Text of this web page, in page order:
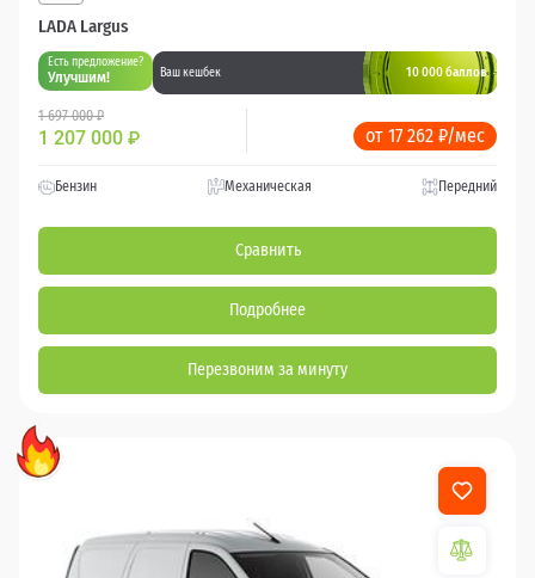
LADA Largus
Есть предложение?
Улучшим! Ваш кешбек 10 000 баллов
1 697 000 ₽
1 207 000 ₽ от 17 262 ₽/мес
Бензин Механическая Передний
Сравнить
Подробнее
Перезвоним за минуту